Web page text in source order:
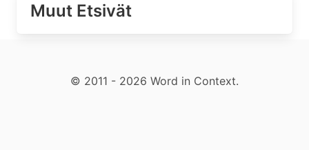
Muut Etsivät
© 2011 - 2026 Word in Context.